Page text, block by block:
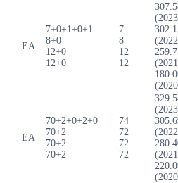
EA
7+0+1+0+1
8+0
12+0
12+0
7
8
12
12
EA
70+2+0+2+0
70+2
70+2
70+2
74
72
72
72